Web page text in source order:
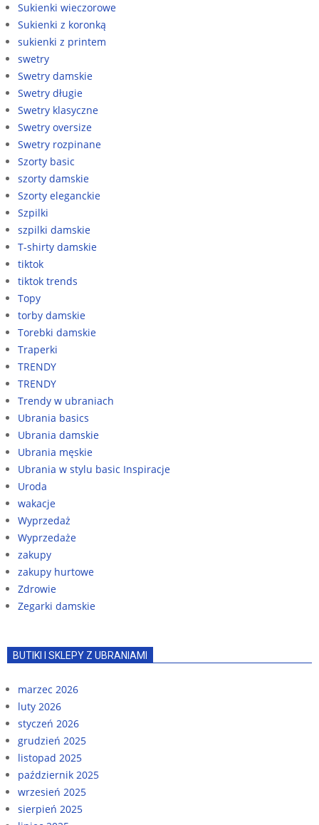
Sukienki wieczorowe
Sukienki z koronką
sukienki z printem
swetry
Swetry damskie
Swetry długie
Swetry klasyczne
Swetry oversize
Swetry rozpinane
Szorty basic
szorty damskie
Szorty eleganckie
Szpilki
szpilki damskie
T-shirty damskie
tiktok
tiktok trends
Topy
torby damskie
Torebki damskie
Traperki
TRENDY
TRENDY
Trendy w ubraniach
Ubrania basics
Ubrania damskie
Ubrania męskie
Ubrania w stylu basic Inspiracje
Uroda
wakacje
Wyprzedaż
Wyprzedaże
zakupy
zakupy hurtowe
Zdrowie
Zegarki damskie
BUTIKI I SKLEPY Z UBRANIAMI
marzec 2026
luty 2026
styczeń 2026
grudzień 2025
listopad 2025
październik 2025
wrzesień 2025
sierpień 2025